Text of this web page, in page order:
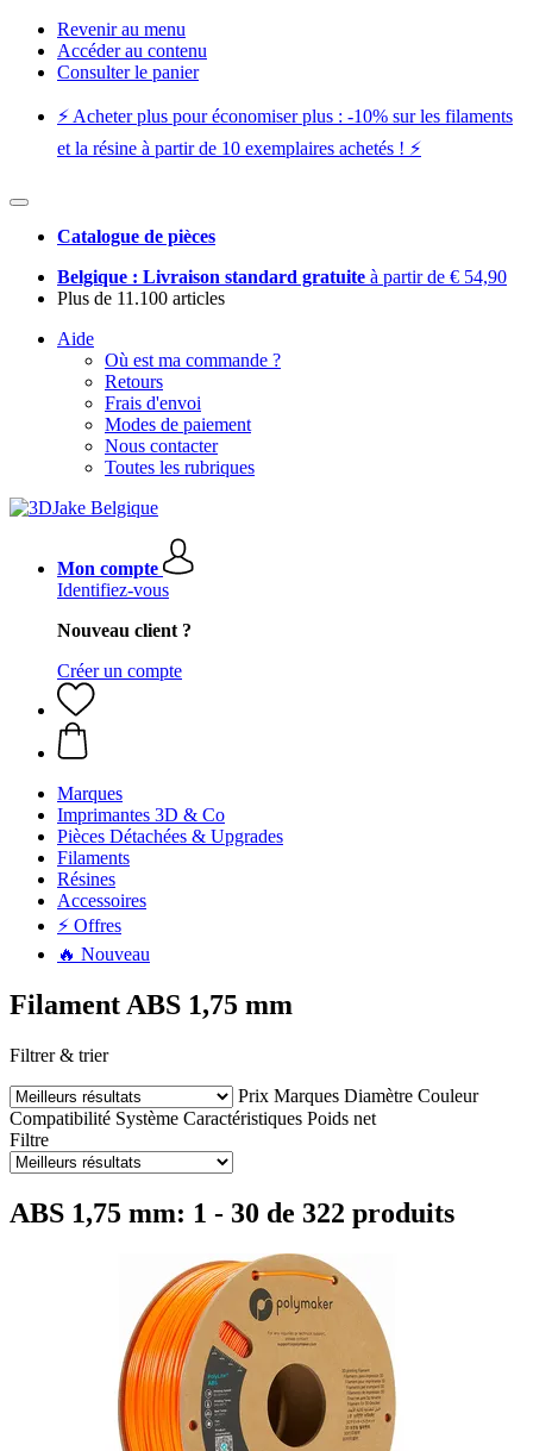
Revenir au menu
Accéder au contenu
Consulter le panier
⚡️ Acheter plus pour économiser plus : -10% sur les filaments
et la résine à partir de 10 exemplaires achetés ! ⚡️
Catalogue de pièces
Belgique : Livraison standard gratuite à partir de € 54,90
Plus de 11.100 articles
Aide
Où est ma commande ?
Retours
Frais d'envoi
Modes de paiement
Nous contacter
Toutes les rubriques
Mon compte
Identifiez-vous
Nouveau client ?
Créer un compte
Marques
Imprimantes 3D & Co
Pièces Détachées & Upgrades
Filaments
Résines
Accessoires
⚡ Offres
🔥 Nouveau
Filament ABS 1,75 mm
Filtrer & trier
Prix Marques Diamètre Couleur
Compatibilité Système Caractéristiques Poids net
Filtre
ABS 1,75 mm: 1 - 30 de 322 produits